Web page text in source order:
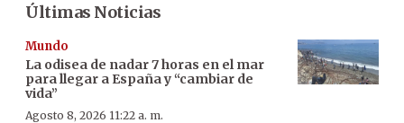
Últimas Noticias
Mundo
La odisea de nadar 7 horas en el mar
para llegar a España y “cambiar de
vida”
Agosto 8, 2026 11:22 a. m.